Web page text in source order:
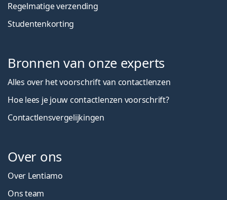
Regelmatige verzending
Studentenkorting
Bronnen van onze experts
Alles over het voorschrift van contactlenzen
Hoe lees je jouw contactlenzen voorschrift?
Contactlensvergelijkingen
Over ons
Over Lentiamo
Ons team